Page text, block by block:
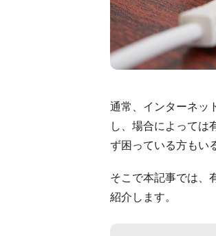
通常、インターネッ
し、場合によっては
ず困っている方もい
そこで本記事では、
紹介します。